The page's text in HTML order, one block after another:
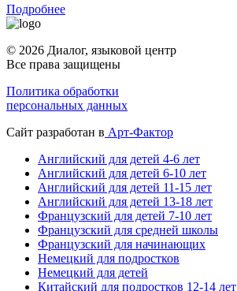
Подробнее
© 2026 Диалог, языковой центр
Все права защищены
Политика обработки
персональных данных
Сайт разработан в Арт-Фактор
Английский для детей 4-6 лет
Английский для детей 6-10 лет
Английский для детей 11-15 лет
Английский для детей 13-18 лет
Французский для детей 7-10 лет
Французский для средней школы
Французский для начинающих
Немецкий для подростков
Немецкий для детей
Китайский для подростков 12-14 лет